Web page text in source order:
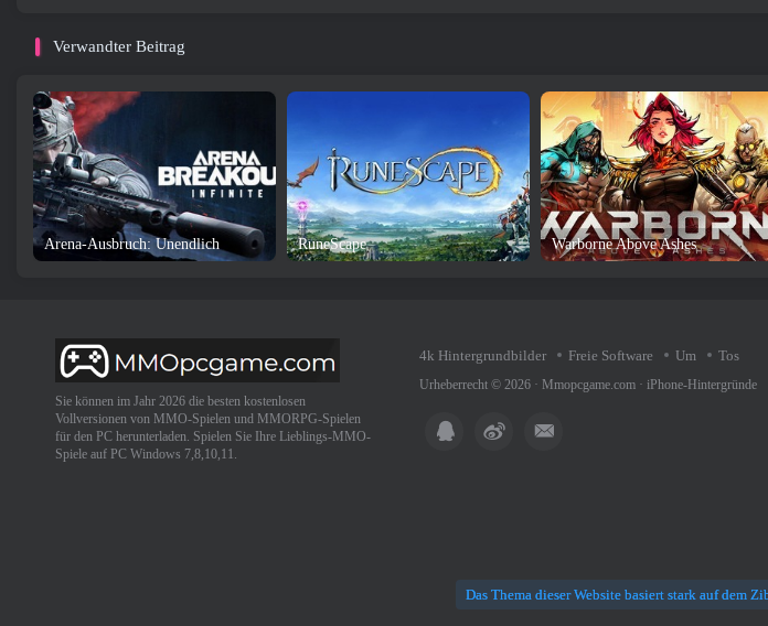
Verwandter Beitrag
Arena-Ausbruch: Unendlich RuneScape Warborne Above Ashes
Sie können im Jahr 2026 die besten kostenlosen
Vollversionen von MMO-Spielen und MMORPG-Spielen
für den PC herunterladen. Spielen Sie Ihre Lieblings-MMO-
Spiele auf PC Windows 7,8,10,11.
4k Hintergrundbilder Freie Software Um Tos
Urheberrecht © 2026 · Mmopcgame.com · iPhone-Hintergründe
Das Thema dieser Website basiert stark auf dem